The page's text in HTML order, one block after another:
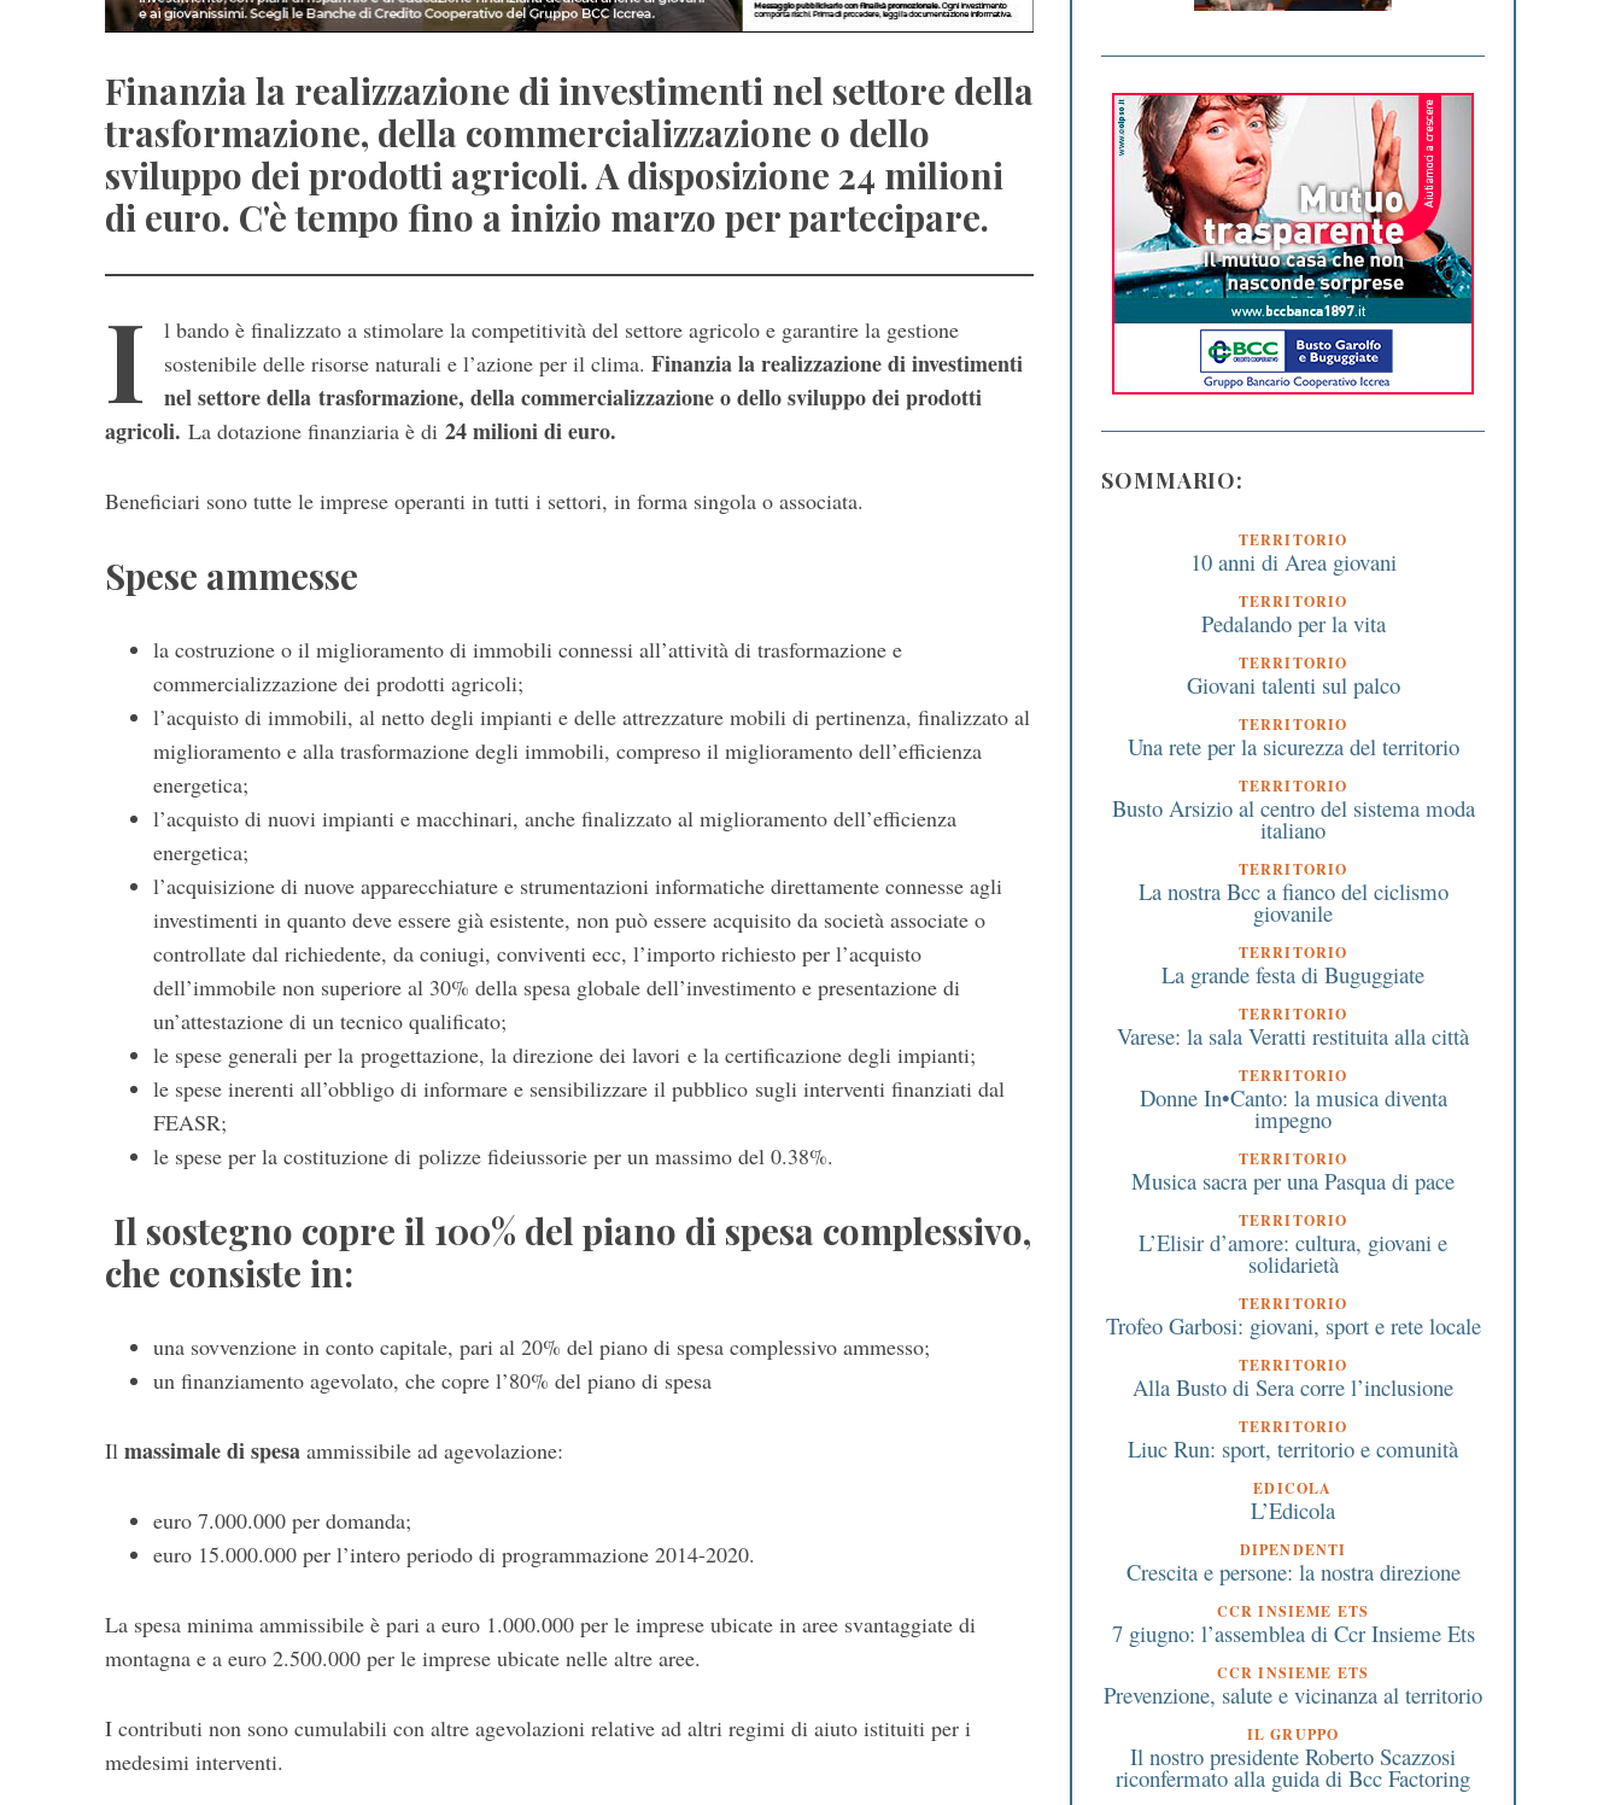
Finanzia la realizzazione di investimenti nel settore della
trasformazione, della commercializzazione o dello
sviluppo dei prodotti agricoli. A disposizione 24 milioni
di euro. C'è tempo fino a inizio marzo per partecipare.
I
l bando è finalizzato a stimolare la competitività del settore agricolo e garantire la gestione
sostenibile delle risorse naturali e l’azione per il clima. Finanzia la realizzazione di investimenti
nel settore della trasformazione, della commercializzazione o dello sviluppo dei prodotti
agricoli. La dotazione finanziaria è di 24 milioni di euro.
Beneficiari sono tutte le imprese operanti in tutti i settori, in forma singola o associata.
Spese ammesse
la costruzione o il miglioramento di immobili connessi all’attività di trasformazione e
commercializzazione dei prodotti agricoli;
l’acquisto di immobili, al netto degli impianti e delle attrezzature mobili di pertinenza, finalizzato al
miglioramento e alla trasformazione degli immobili, compreso il miglioramento dell’efficienza
energetica;
l’acquisto di nuovi impianti e macchinari, anche finalizzato al miglioramento dell’efficienza
energetica;
l’acquisizione di nuove apparecchiature e strumentazioni informatiche direttamente connesse agli
investimenti in quanto deve essere già esistente, non può essere acquisito da società associate o
controllate dal richiedente, da coniugi, conviventi ecc, l’importo richiesto per l’acquisto
dell’immobile non superiore al 30% della spesa globale dell’investimento e presentazione di
un’attestazione di un tecnico qualificato;
le spese generali per la progettazione, la direzione dei lavori e la certificazione degli impianti;
le spese inerenti all’obbligo di informare e sensibilizzare il pubblico sugli interventi finanziati dal
FEASR;
le spese per la costituzione di polizze fideiussorie per un massimo del 0.38%.
Il sostegno copre il 100% del piano di spesa complessivo,
che consiste in:
una sovvenzione in conto capitale, pari al 20% del piano di spesa complessivo ammesso;
un finanziamento agevolato, che copre l’80% del piano di spesa
Il massimale di spesa ammissibile ad agevolazione:
euro 7.000.000 per domanda;
euro 15.000.000 per l’intero periodo di programmazione 2014-2020.
La spesa minima ammissibile è pari a euro 1.000.000 per le imprese ubicate in aree svantaggiate di
montagna e a euro 2.500.000 per le imprese ubicate nelle altre aree.
I contributi non sono cumulabili con altre agevolazioni relative ad altri regimi di aiuto istituiti per i
medesimi interventi.
SOMMARIO:
TERRITORIO
10 anni di Area giovani
TERRITORIO
Pedalando per la vita
TERRITORIO
Giovani talenti sul palco
TERRITORIO
Una rete per la sicurezza del territorio
TERRITORIO
Busto Arsizio al centro del sistema moda
italiano
TERRITORIO
La nostra Bcc a fianco del ciclismo
giovanile
TERRITORIO
La grande festa di Buguggiate
TERRITORIO
Varese: la sala Veratti restituita alla città
TERRITORIO
Donne In•Canto: la musica diventa
impegno
TERRITORIO
Musica sacra per una Pasqua di pace
TERRITORIO
L’Elisir d’amore: cultura, giovani e
solidarietà
TERRITORIO
Trofeo Garbosi: giovani, sport e rete locale
TERRITORIO
Alla Busto di Sera corre l’inclusione
TERRITORIO
Liuc Run: sport, territorio e comunità
EDICOLA
L’Edicola
DIPENDENTI
Crescita e persone: la nostra direzione
CCR INSIEME ETS
7 giugno: l’assemblea di Ccr Insieme Ets
CCR INSIEME ETS
Prevenzione, salute e vicinanza al territorio
IL GRUPPO
Il nostro presidente Roberto Scazzosi
riconfermato alla guida di Bcc Factoring
c
o
r